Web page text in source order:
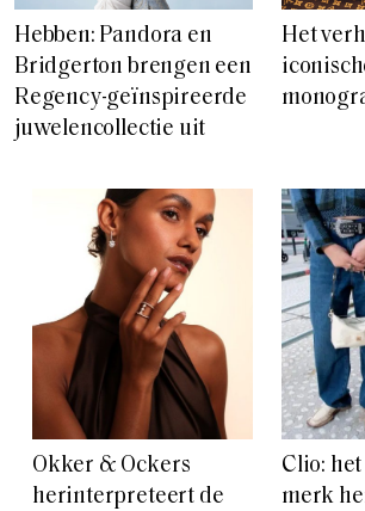
Hebben: Pandora en
Bridgerton brengen een
Regency-geïnspireerde
juwelencollectie uit
Het
Okker & Ockers
herinterpreteert de
Clio:
merk